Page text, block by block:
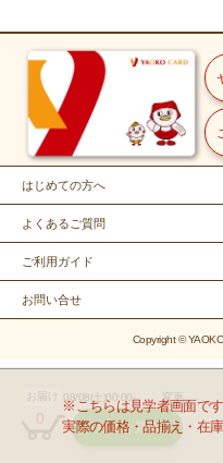
お届け 08/08(土)00:00- 変更
0 カゴを見る
※こちらは見学者画面です
実際の価格・品揃え・在
はじめての方へ
よくあるご質問
ご利用ガイド
お問い合せ
Copyright ©